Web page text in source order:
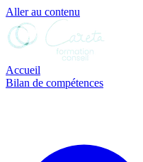
Aller au contenu
Accueil
Bilan de compétences